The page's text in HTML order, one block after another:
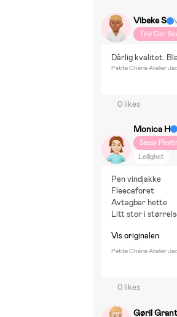
Vibeke S
Tiny Car
Dårlig kvalitet.
Petite Chérie Atelier
0 likes
Monica H
Sassy
Leilighet
Pen vindjakke
Fleeceforet
Avtagbar hette
Litt stor i
Vis originalen
Petite Chérie Atelier
0 likes
Gøril